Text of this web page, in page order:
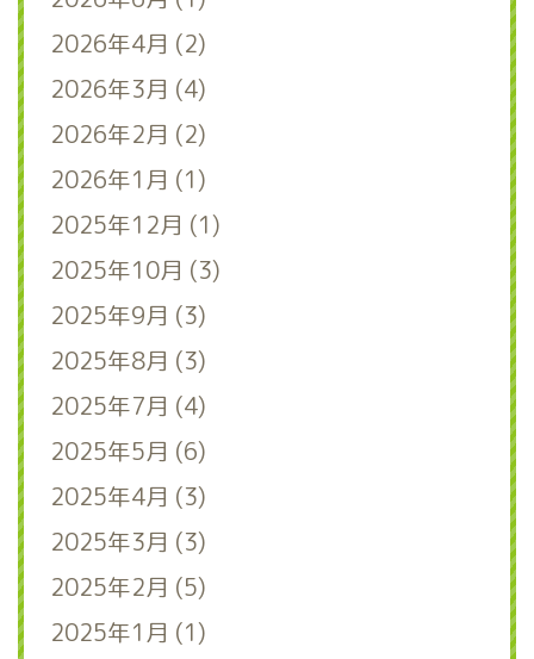
2026年4月 (2)
2026年3月 (4)
2026年2月 (2)
2026年1月 (1)
2025年12月 (1)
2025年10月 (3)
2025年9月 (3)
2025年8月 (3)
2025年7月 (4)
2025年5月 (6)
2025年4月 (3)
2025年3月 (3)
2025年2月 (5)
2025年1月 (1)